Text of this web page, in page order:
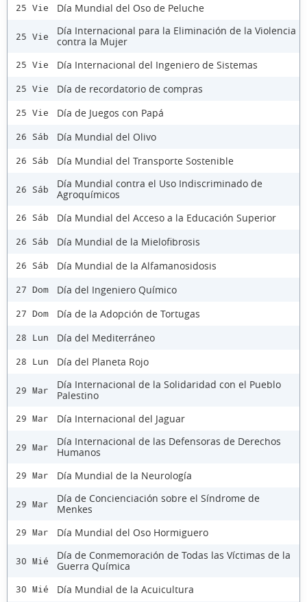
25 Vie Día Mundial del Oso de Peluche
25 Vie
Día Internacional para la Eliminación de la Violencia
contra la Mujer
25 Vie Día Internacional del Ingeniero de Sistemas
25 Vie Día de recordatorio de compras
25 Vie Día de Juegos con Papá
26 Sáb Día Mundial del Olivo
26 Sáb Día Mundial del Transporte Sostenible
26 Sáb
Día Mundial contra el Uso Indiscriminado de
Agroquímicos
26 Sáb Día Mundial del Acceso a la Educación Superior
26 Sáb Día Mundial de la Mielofibrosis
26 Sáb Día Mundial de la Alfamanosidosis
27 Dom Día del Ingeniero Químico
27 Dom Día de la Adopción de Tortugas
28 Lun Día del Mediterráneo
28 Lun Día del Planeta Rojo
29 Mar
Día Internacional de la Solidaridad con el Pueblo
Palestino
29 Mar Día Internacional del Jaguar
29 Mar
Día Internacional de las Defensoras de Derechos
Humanos
29 Mar Día Mundial de la Neurología
29 Mar
Día de Concienciación sobre el Síndrome de
Menkes
29 Mar Día Mundial del Oso Hormiguero
30 Mié
Día de Conmemoración de Todas las Víctimas de la
Guerra Química
30 Mié Día Mundial de la Acuicultura